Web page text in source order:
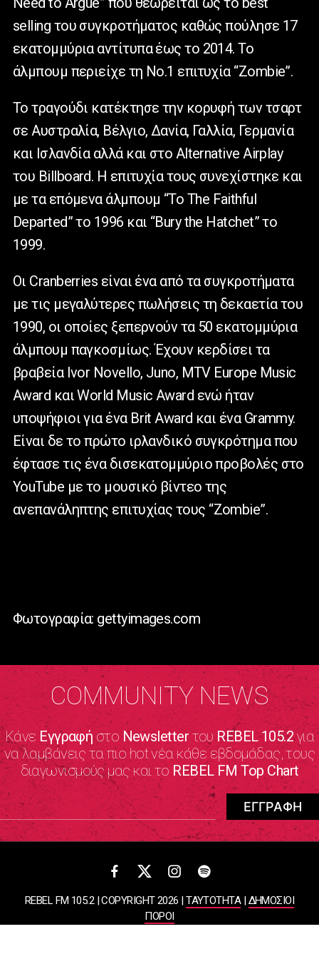
selling του συγκροτήματος καθώς πούλησε 17
εκατομμύρια αντίτυπα έως το 2014. Το
άλμπουμ περιείχε τη Νο.1 επιτυχία “Zombie”.
Το τραγούδι κατέκτησε την κορυφή των τσαρτ
σε Αυστραλία, Βέλγιο, Δανία, Γαλλία, Γερμανία
και Ισλανδία αλλά και στο Alternative Airplay
του Billboard. Η επιτυχία τους συνεχίστηκε και
με τα επόμενα άλμπουμ “Το Τhe Faithful
Departed” το 1996 και “Bury the Hatchet” το
1999.
Οι Cranberries είναι ένα από τα συγκροτήματα
με τις μεγαλύτερες πωλήσεις τη δεκαετία του
1990, οι οποίες ξεπερνούν τα 50 εκατομμύρια
άλμπουμ παγκοσμίως. Έχουν κερδίσει τα
βραβεία Ivor Novello, Juno, MTV Europe Music
Award και World Music Award ενώ ήταν
υποψήφιοι για ένα Brit Award και ένα Grammy.
Είναι δε το πρώτο ιρλανδικό συγκρότημα που
έφτασε τις ένα δισεκατομμύριο προβολές στο
YouTube με το μουσικό βίντεο της
ανεπανάληπτης επιτυχίας τους “Zombie”.
Φωτογραφία: gettyimages.com
COMMUNITY NEWS
Κάνε Εγγραφήστο NewsletterτουREBEL 105.2για
να λαμβάνεις τα πιο hot νέα κάθε εβδομάδας, τους
διαγωνισμούς μας και το REBEL FM Top Chart
REBEL FM 105.2 | COPYRIGHT 2026 |ΤΑΥΤΟΤΗΤΑ|ΔΗΜΟΣΙΟΙ
ΠΟΡΟΙ